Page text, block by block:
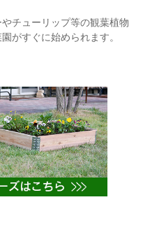
チューリップ等の観葉植物
がすぐに始められます。